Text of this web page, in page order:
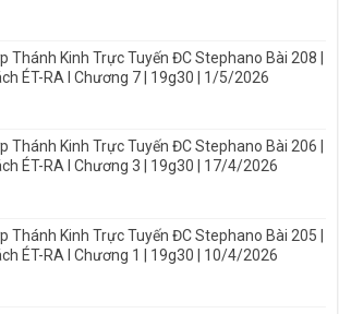
Thánh Kinh Trực Tuyến ĐC Stephano Bài 208 |
ÉT-RA I Chương 7 | 19g30 | 1/5/2026
Thánh Kinh Trực Tuyến ĐC Stephano Bài 206 |
ÉT-RA I Chương 3 | 19g30 | 17/4/2026
Thánh Kinh Trực Tuyến ĐC Stephano Bài 205 |
ÉT-RA I Chương 1 | 19g30 | 10/4/2026